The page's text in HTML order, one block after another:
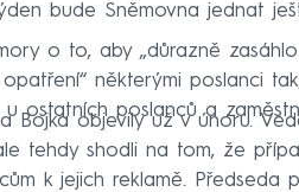
bude Sněmovna jednat
o to, aby „důrazně
některými poslanci
ostatních poslanců a
Bojka objevily už v únoru.
tehdy shodli na tom, že
k jejich reklamě. Předseda